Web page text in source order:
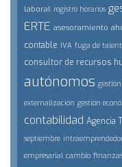
laboral registro horarios
ERTE asesoramiento
contable IVA fuga de
consultor de recursos
autónomos
externalización gestión
contabilidad Agencia
septiembre
empresarial cambio finanzas